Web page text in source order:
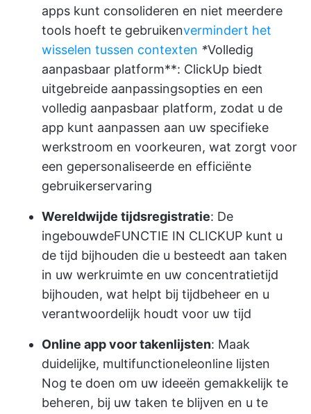
apps kunt consolideren en niet meerdere
tools hoeft te gebruikenvermindert het
wisselen tussen contexten *Volledig
aanpasbaar platform**: ClickUp biedt
uitgebreide aanpassingsopties en een
volledig aanpasbaar platform, zodat u de
app kunt aanpassen aan uw specifieke
werkstroom en voorkeuren, wat zorgt voor
een gepersonaliseerde en efficiënte
gebruikerservaring
Wereldwijde tijdsregistratie: De
ingebouwdeFUNCTIE IN CLICKUP kunt u
de tijd bijhouden die u besteedt aan taken
in uw werkruimte en uw concentratietijd
bijhouden, wat helpt bij tijdbeheer en u
verantwoordelijk houdt voor uw tijd
Online app voor takenlijsten: Maak
duidelijke, multifunctioneleonline lijsten
Nog te doen om uw ideeën gemakkelijk te
beheren, bij uw taken te blijven en u te